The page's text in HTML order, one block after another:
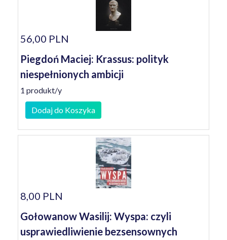
56,00 PLN
Piegdoń Maciej: Krassus: polityk
niespełnionych ambicji
1 produkt/y
Dodaj do Koszyka
8,00 PLN
Gołowanow Wasilij: Wyspa: czyli
usprawiedliwienie bezsensownych